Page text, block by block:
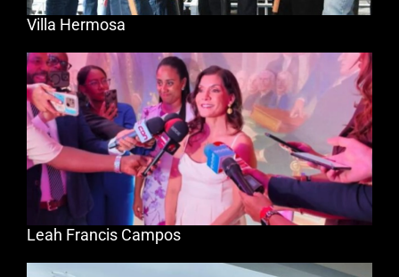
Villa Hermosa
Leah Francis Campos